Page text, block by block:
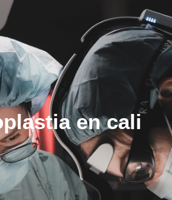
en cali